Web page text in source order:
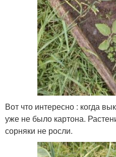
Вот что интересно : когда
уже не было картона.
сорняки не росли.